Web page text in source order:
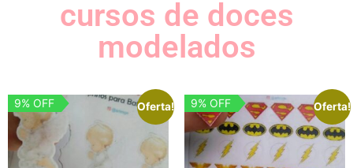
cursos de doces
modelados
Oferta!
9% OFF Oferta!
9% OFF